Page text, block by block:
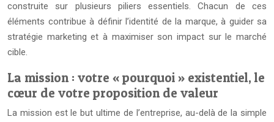
construite sur plusieurs piliers essentiels. Chacun de ces
éléments contribue à définir l’identité de la marque, à guider sa
stratégie marketing et à maximiser son impact sur le marché
cible.
La mission : votre « pourquoi » existentiel, le
cœur de votre proposition de valeur
La mission est le but ultime de l’entreprise, au-delà de la simple